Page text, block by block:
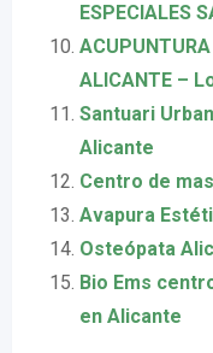
ESPECIALES
ALICANTE –
Santuari
Alicante
Centro de
Avapura
Osteópata
Bio Ems
en Alicante